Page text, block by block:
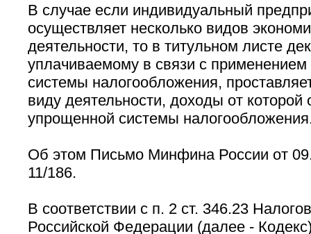
В случае если индивидуальный
осуществляет несколько видов
деятельности, то в титульном листе
уплачиваемому в связи с
системы налогообложения,
виду деятельности, доходы от которой
упрощенной системы
Об этом Письмо Минфина России от
11/186.
В соответствии с п. 2 ст. 346.23
Российской Федерации (далее -